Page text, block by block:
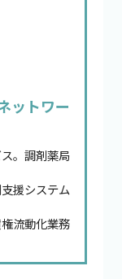
ットワー
。調剤薬局
援システム
流動化業務